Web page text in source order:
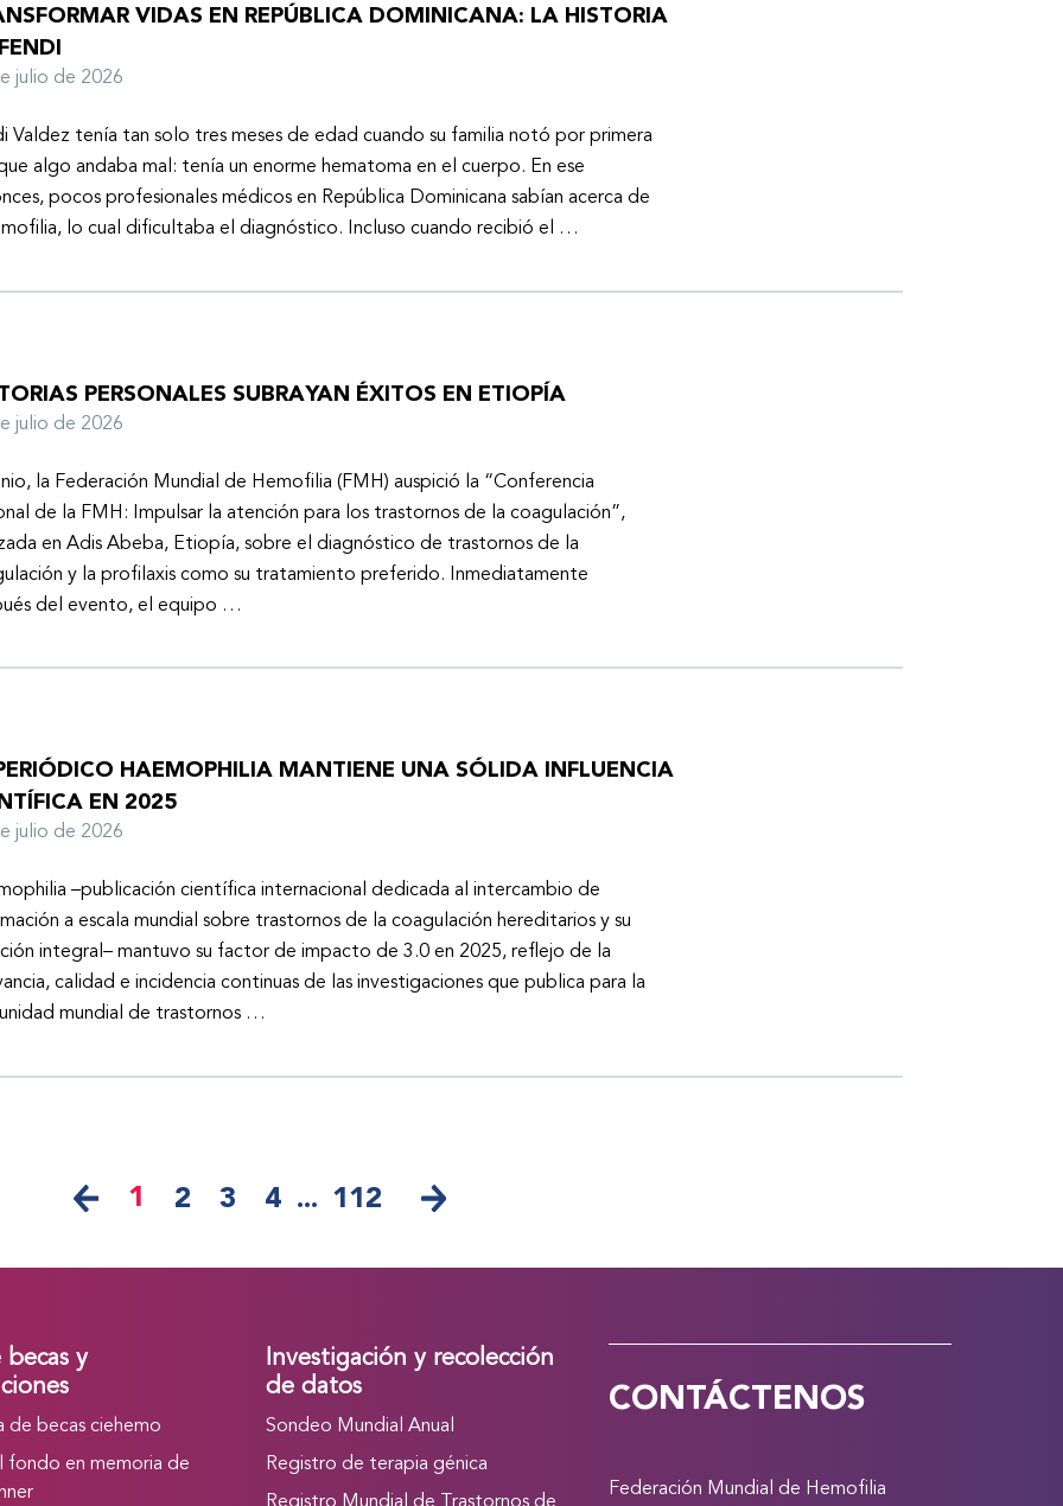
VIDAS EN REPÚBLICA DOMINICANA: LA HISTORIA
julio de 2026
Valdez tenía tan solo tres meses de edad cuando su familia notó por primera
algo andaba mal: tenía un enorme hematoma en el cuerpo. En ese
pocos profesionales médicos en República Dominicana sabían acerca de
lo cual dificultaba el diagnóstico. Incluso cuando recibió el …
PERSONALES SUBRAYAN ÉXITOS EN ETIOPÍA
julio de 2026
la Federación Mundial de Hemofilia (FMH) auspició la “Conferencia
de la FMH: Impulsar la atención para los trastornos de la coagulación”,
en Adis Abeba, Etiopía, sobre el diagnóstico de trastornos de la
y la profilaxis como su tratamiento preferido. Inmediatamente
del evento, el equipo …
HAEMOPHILIA MANTIENE UNA SÓLIDA INFLUENCIA
EN 2025
julio de 2026
–publicación científica internacional dedicada al intercambio de
a escala mundial sobre trastornos de la coagulación hereditarios y su
integral– mantuvo su factor de impacto de 3.0 en 2025, reflejo de la
calidad e incidencia continuas de las investigaciones que publica para la
mundial de trastornos …
1 2 3 4 ... 112
becas y
de becas ciehemo
fondo en memoria de
Investigación y recolección
de datos
Sondeo Mundial Anual
Registro de terapia génica
CONTÁCTENOS
Federación Mundial de Hemofilia